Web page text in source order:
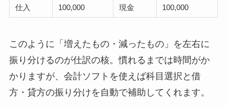
仕入 100,000 現金 100,000
このように「増えたもの・減ったもの」を左右に
振り分けるのが仕訳の核。慣れるまでは時間がか
かりますが、会計ソフトを使えば科目選択と借
方・貸方の振り分けを自動で補助してくれます。